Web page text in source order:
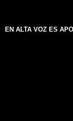
EN ALTA VOZ ES